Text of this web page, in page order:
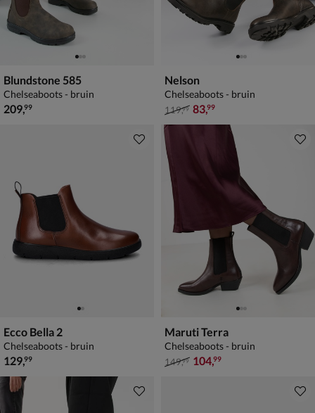
Blundstone 585
Chelseaboots - bruin
€ 209,99
209,99
Nelson
Chelseaboots - bruin
van € 119,99 voor € 83,99
119,99 83,99
Ecco Bella 2
Chelseaboots - bruin
€ 129,99
129,99
Maruti Terra
Chelseaboots - bruin
van € 149,99 voor € 104,99
149,99 104,99